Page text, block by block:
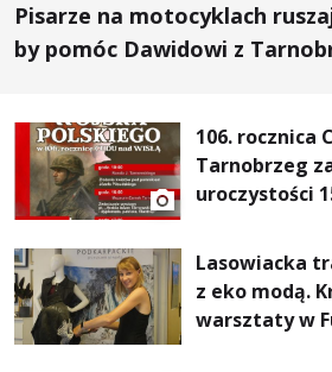
Pisarze na motocyklach
by pomóc Dawidowi z
106. rocznica
Tarnobrzeg
uroczystości
Lasowiacka
z eko modą.
warsztaty w